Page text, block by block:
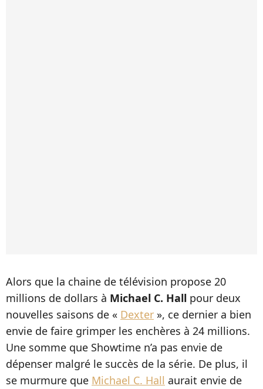
Alors que la chaine de télévision propose 20
millions de dollars à Michael C. Hall pour deux
nouvelles saisons de « Dexter », ce dernier a bien
envie de faire grimper les enchères à 24 millions.
Une somme que Showtime n’a pas envie de
dépenser malgré le succès de la série. De plus, il
se murmure que Michael C. Hall aurait envie de